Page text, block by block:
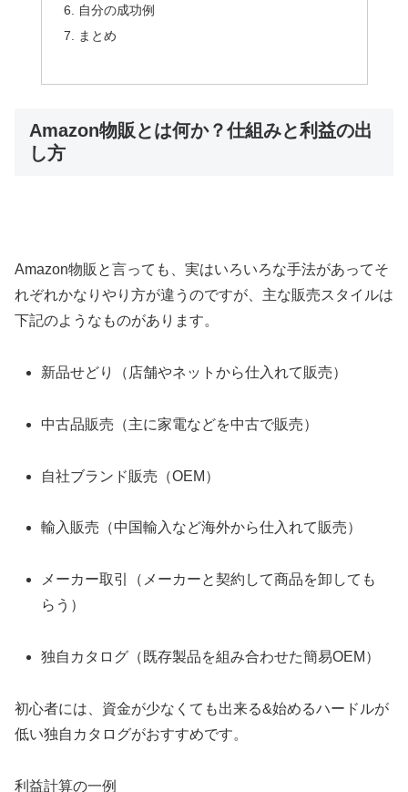
自分の成功例
まとめ
Amazon物販とは何か？仕組みと利益の出
し方
Amazon物販と言っても、実はいろいろな手法があってそ
れぞれかなりやり方が違うのですが、主な販売スタイルは
下記のようなものがあります。
新品せどり（店舗やネットから仕入れて販売）
中古品販売（主に家電などを中古で販売）
自社ブランド販売（OEM）
輸入販売（中国輸入など海外から仕入れて販売）
メーカー取引（メーカーと契約して商品を卸しても
らう）
独自カタログ（既存製品を組み合わせた簡易OEM）
初心者には、資金が少なくても出来る&始めるハードルが
低い独自カタログがおすすめです。
利益計算の一例